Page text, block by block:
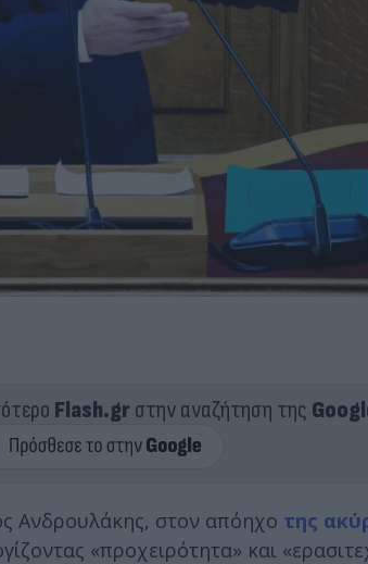
Flash.grστην αναζήτηση της
Ανδρουλάκης, στον απόηχο της
«προχειρότητα» και